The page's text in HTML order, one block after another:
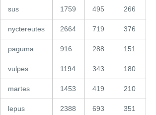
sus 1759 495 266
nyctereutes 2664 719 376
paguma 916 288 151
vulpes 1194 343 180
martes 1453 419 210
lepus 2388 693 351